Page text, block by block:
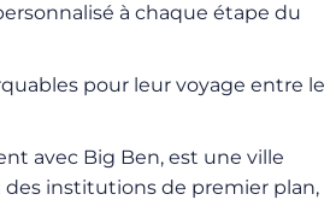
à chaque étape du
pour leur voyage entre le
avec Big Ben, est une ville
institutions de premier plan,